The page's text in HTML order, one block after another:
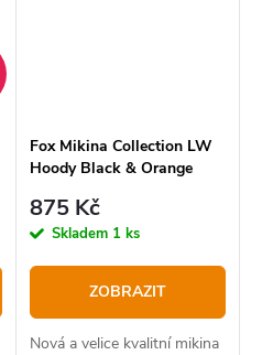
Fox Mikina Collection LW
Hoody Black & Orange
875 Kč
Skladem 1 ks
ZOBRAZIT
Nová a velice kvalitní mikina